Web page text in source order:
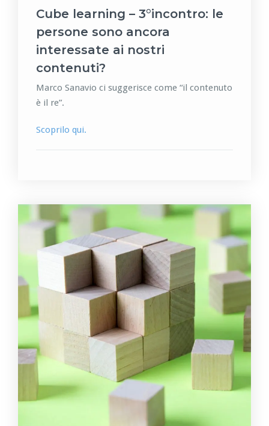
Cube learning – 3°incontro: le
persone sono ancora
interessate ai nostri
contenuti?
Marco Sanavio ci suggerisce come “il contenuto
è il re”.
Scoprilo qui.